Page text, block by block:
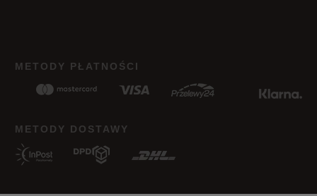
METODY PŁATNOŚCI
METODY DOSTAWY